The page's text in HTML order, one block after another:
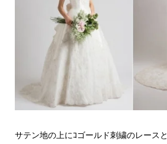
サテン地の上にｺゴールド刺繍のレースと